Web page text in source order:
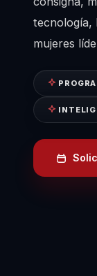
tecnología,
mujeres